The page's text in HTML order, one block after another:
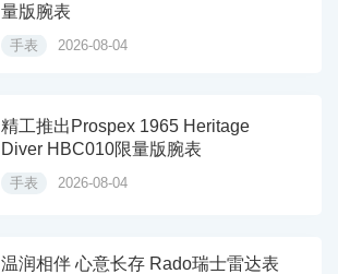
量版腕表
手表 2026-08-04
精工推出Prospex 1965 Heritage
Diver HBC010限量版腕表
手表 2026-08-04
温润相伴 心意长存 Rado瑞士雷达表